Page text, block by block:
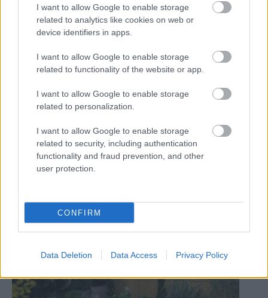
I want to allow Google to enable storage
related to analytics like cookies on web or
device identifiers in apps.
I want to allow Google to enable storage
related to functionality of the website or app.
I want to allow Google to enable storage
related to personalization.
I want to allow Google to enable storage
related to security, including authentication
functionality and fraud prevention, and other
user protection.
CONFIRM
Data Deletion Data Access Privacy Policy
Viac foto v galériiTU.
foto: inthralld.com
wellness